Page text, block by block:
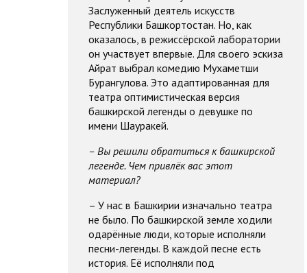
Заслуженный деятель искусств
Республики Башкортостан. Но, как
оказалось, в режиссёрской лаборатории
он участвует впервые. Для своего эскиза
Айрат выбрал комедию Мухаметши
Бурангулова. Это адаптированная для
театра оптимистическая версия
башкирской легенды о девушке по
имени Шауракей.
– Вы решили обратиться к башкирской
легенде. Чем привлёк вас этот
материал?
– У нас в Башкирии изначально театра
не было. По башкирской земле ходили
одарённые люди, которые исполняли
песни-легенды. В каждой песне есть
история. Её исполняли под